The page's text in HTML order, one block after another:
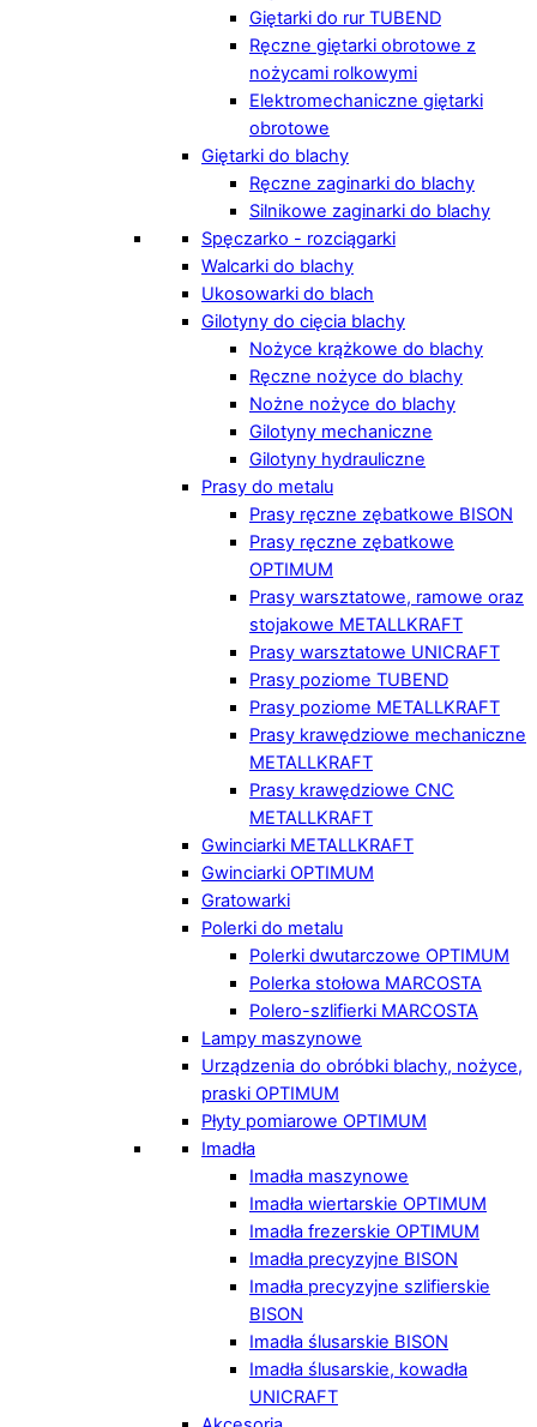
Giętarki do rur TUBEND
Ręczne giętarki obrotowe z
nożycami rolkowymi
Elektromechaniczne giętarki
obrotowe
Giętarki do blachy
Ręczne zaginarki do blachy
Silnikowe zaginarki do blachy
Spęczarko - rozciągarki
Walcarki do blachy
Ukosowarki do blach
Gilotyny do cięcia blachy
Nożyce krążkowe do blachy
Ręczne nożyce do blachy
Nożne nożyce do blachy
Gilotyny mechaniczne
Gilotyny hydrauliczne
Prasy do metalu
Prasy ręczne zębatkowe BISON
Prasy ręczne zębatkowe
OPTIMUM
Prasy warsztatowe, ramowe oraz
stojakowe METALLKRAFT
Prasy warsztatowe UNICRAFT
Prasy poziome TUBEND
Prasy poziome METALLKRAFT
Prasy krawędziowe mechaniczne
METALLKRAFT
Prasy krawędziowe CNC
METALLKRAFT
Gwinciarki METALLKRAFT
Gwinciarki OPTIMUM
Gratowarki
Polerki do metalu
Polerki dwutarczowe OPTIMUM
Polerka stołowa MARCOSTA
Polero-szlifierki MARCOSTA
Lampy maszynowe
Urządzenia do obróbki blachy, nożyce,
praski OPTIMUM
Płyty pomiarowe OPTIMUM
Imadła
Imadła maszynowe
Imadła wiertarskie OPTIMUM
Imadła frezerskie OPTIMUM
Imadła precyzyjne BISON
Imadła precyzyjne szlifierskie
BISON
Imadła ślusarskie BISON
Imadła ślusarskie, kowadła
UNICRAFT